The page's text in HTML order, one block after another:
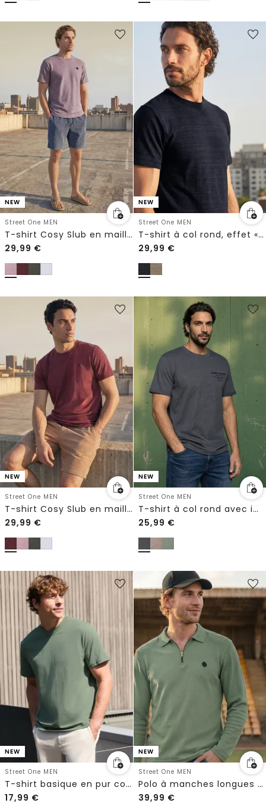
NEW
Street One MEN
T-shirt Cosy Slub en maille texturée
29,99 €
NEW
Street One MEN
T-shirt à col rond, effet « space-dye »
29,99 €
NEW
Street One MEN
T-shirt Cosy Slub en maille texturée
29,99 €
NEW
Street One MEN
T-shirt à col rond avec imprimé sur la poitrine
25,99 €
NEW
Street One MEN
T-shirt basique en pur coton
17,99 €
NEW
Street One MEN
Polo à manches longues avec fermeture éclair
39,99 €